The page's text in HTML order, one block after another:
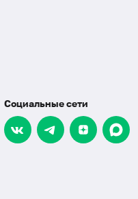
Социальные сети